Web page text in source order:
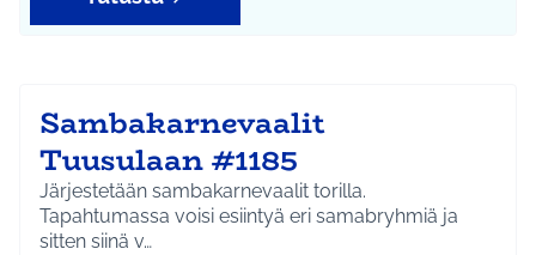
Sambakarnevaalit
Tuusulaan #1185
Järjestetään sambakarnevaalit torilla.
Tapahtumassa voisi esiintyä eri samabryhmiä ja
sitten siinä v…